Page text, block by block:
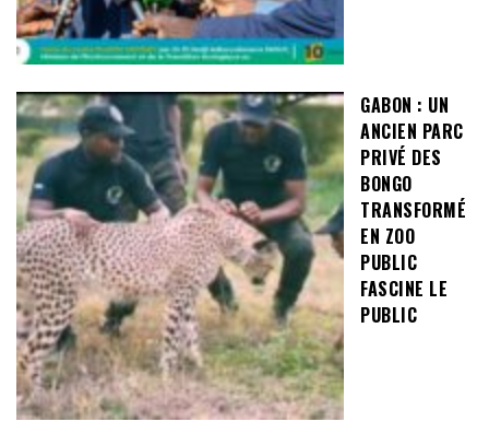
GABON : UN
ANCIEN PARC
PRIVÉ DES
BONGO
TRANSFORMÉ
EN ZOO
PUBLIC
FASCINE LE
PUBLIC